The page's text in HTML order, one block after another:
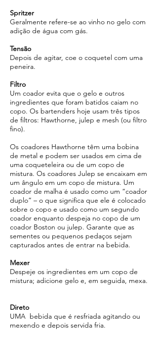
Spritzer
Geralmente refere-se ao vinho no gelo com
adição de água com gás.
Tensão
Depois de agitar, coe o coquetel com uma
peneira.
Filtro
Um coador evita que o gelo e outros
ingredientes que foram batidos caiam no
copo. Os bartenders hoje usam três tipos
de filtros: Hawthorne, julep e mesh (ou filtro
fino).
Os coadores Hawthorne têm uma bobina
de metal e podem ser usados em cima de
uma coqueteleira ou de um copo de
mistura. Os coadores Julep se encaixam em
um ângulo em um copo de mistura. Um
coador de malha é usado como um “coador
duplo” – o que significa que ele é colocado
sobre o copo e usado como um segundo
coador enquanto despeja no copo de um
coador Boston ou julep. Garante que as
sementes ou pequenos pedaços sejam
capturados antes de entrar na bebida.
Mexer
Despeje os ingredientes em um copo de
mistura; adicione gelo e, em seguida, mexa.
Direto
UMA bebida que é resfriada agitando ou
mexendo e depois servida fria.